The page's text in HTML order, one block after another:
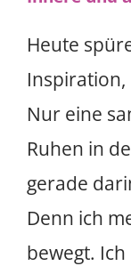
Heute
Inspiration,
Nur eine
Ruhen in
gerade
Denn ich
bewegt.